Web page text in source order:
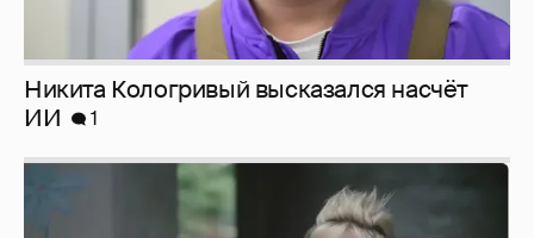
Никита Кологривый высказался насчёт
ИИ
1